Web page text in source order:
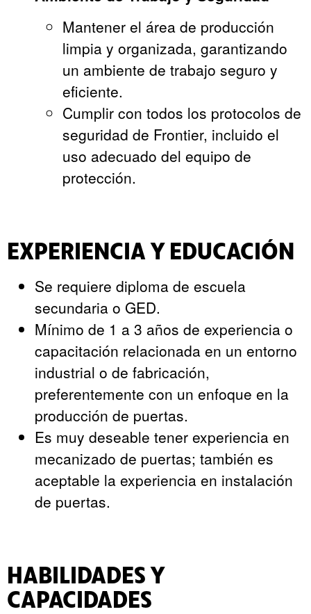
Mantener el área de producción
limpia y organizada, garantizando
un ambiente de trabajo seguro y
eficiente.
Cumplir con todos los protocolos de
seguridad de Frontier, incluido el
uso adecuado del equipo de
protección.
EXPERIENCIA Y EDUCACIÓN
Se requiere diploma de escuela
secundaria o GED.
Mínimo de 1 a 3 años de experiencia o
capacitación relacionada en un entorno
industrial o de fabricación,
preferentemente con un enfoque en la
producción de puertas.
Es muy deseable tener experiencia en
mecanizado de puertas; también es
aceptable la experiencia en instalación
de puertas.
HABILIDADES Y
CAPACIDADES